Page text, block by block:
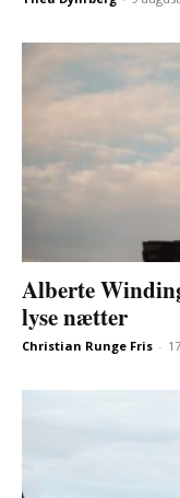
Alberte
lyse nætter
Christian Runge Fris -